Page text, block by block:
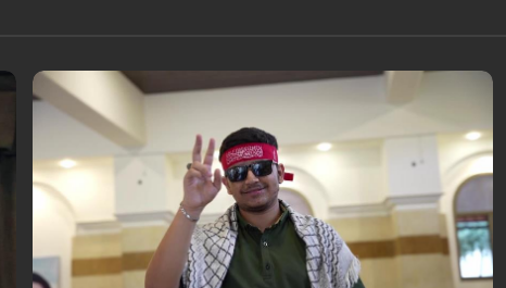
برنامج "بالعين المجردة" هو توثيق إنسانيٌّ شجاعٌ للحياة تحت وطأة الحرب، حيث
نستمع فيه إلى شهاداتٍ حيّةٍ لأشخاص عايشوا التفجيرات والدمار، فنرى بعيونهم
ت...